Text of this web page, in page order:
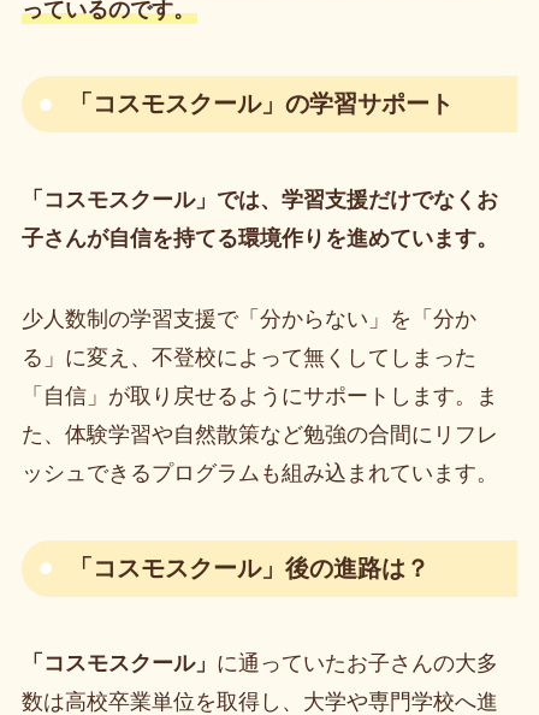
っているのです。
「コスモスクール」の学習サポート
「コスモスクール」では、学習支援だけでなくお
子さんが自信を持てる環境作りを進めています。
少人数制の学習支援で「分からない」を「分か
る」に変え、不登校によって無くしてしまった
「自信」が取り戻せるようにサポートします。ま
た、体験学習や自然散策など勉強の合間にリフレ
ッシュできるプログラムも組み込まれています。
「コスモスクール」後の進路は？
「コスモスクール」 に通っていたお子さんの大多
数は高校卒業単位を取得し、大学や専門学校へ進